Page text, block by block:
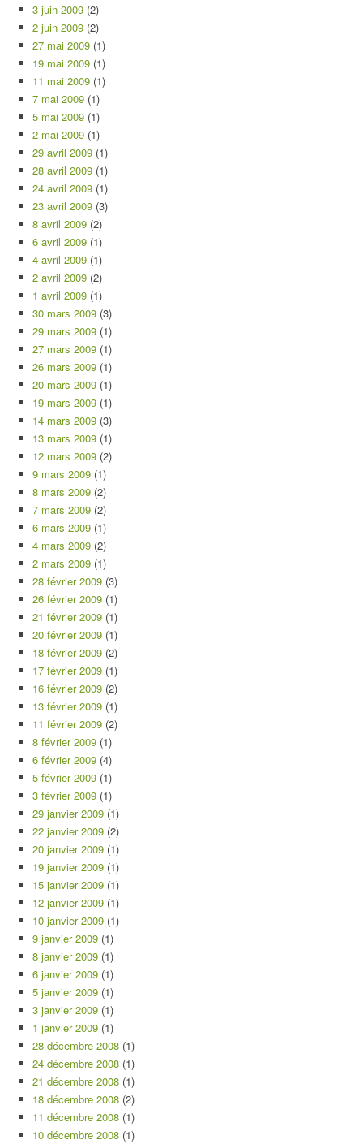
3 juin 2009 (2)
2 juin 2009 (2)
27 mai 2009 (1)
19 mai 2009 (1)
11 mai 2009 (1)
7 mai 2009 (1)
5 mai 2009 (1)
2 mai 2009 (1)
29 avril 2009 (1)
28 avril 2009 (1)
24 avril 2009 (1)
23 avril 2009 (3)
8 avril 2009 (2)
6 avril 2009 (1)
4 avril 2009 (1)
2 avril 2009 (2)
1 avril 2009 (1)
30 mars 2009 (3)
29 mars 2009 (1)
27 mars 2009 (1)
26 mars 2009 (1)
20 mars 2009 (1)
19 mars 2009 (1)
14 mars 2009 (3)
13 mars 2009 (1)
12 mars 2009 (2)
9 mars 2009 (1)
8 mars 2009 (2)
7 mars 2009 (2)
6 mars 2009 (1)
4 mars 2009 (2)
2 mars 2009 (1)
28 février 2009 (3)
26 février 2009 (1)
21 février 2009 (1)
20 février 2009 (1)
18 février 2009 (2)
17 février 2009 (1)
16 février 2009 (2)
13 février 2009 (1)
11 février 2009 (2)
8 février 2009 (1)
6 février 2009 (4)
5 février 2009 (1)
3 février 2009 (1)
29 janvier 2009 (1)
22 janvier 2009 (2)
20 janvier 2009 (1)
19 janvier 2009 (1)
15 janvier 2009 (1)
12 janvier 2009 (1)
10 janvier 2009 (1)
9 janvier 2009 (1)
8 janvier 2009 (1)
6 janvier 2009 (1)
5 janvier 2009 (1)
3 janvier 2009 (1)
1 janvier 2009 (1)
28 décembre 2008 (1)
24 décembre 2008 (1)
21 décembre 2008 (1)
18 décembre 2008 (2)
11 décembre 2008 (1)
10 décembre 2008 (1)